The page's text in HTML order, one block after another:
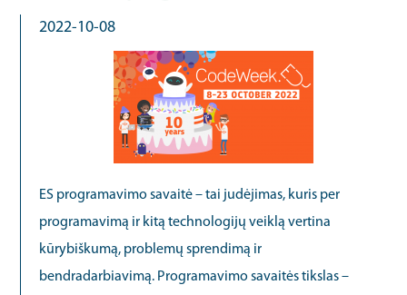
2022-10-08
ES programavimo savaitė – tai judėjimas, kuris per
programavimą ir kitą technologijų veiklą vertina
kūrybiškumą, problemų sprendimą ir
bendradarbiavimą. Programavimo savaitės tikslas –